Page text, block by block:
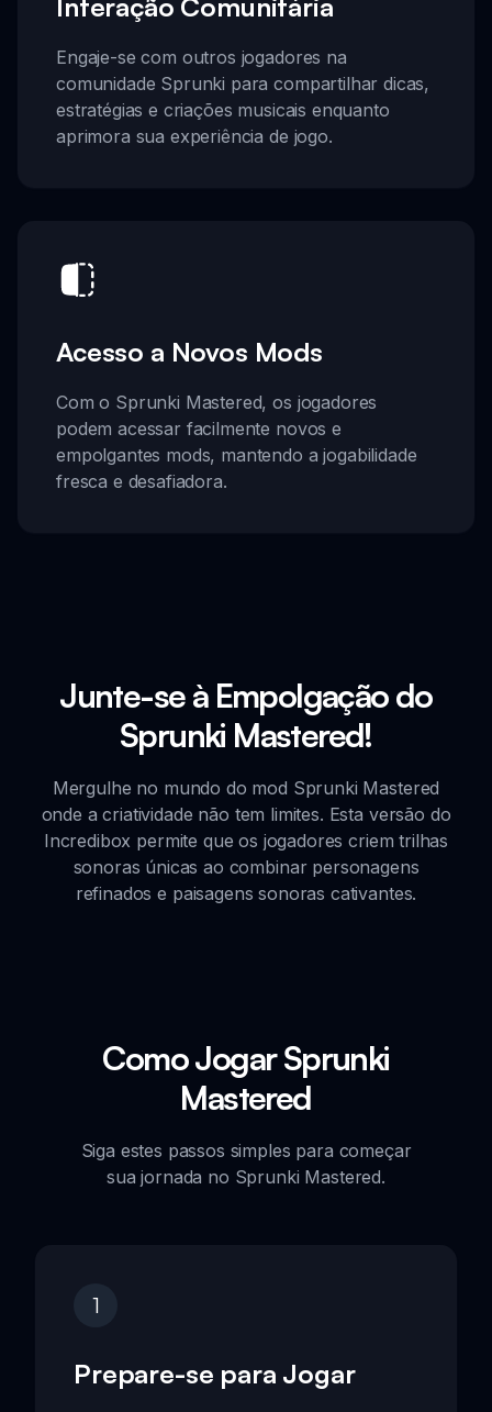
Engaje-se com outros jogadores na
comunidade Sprunki para compartilhar dicas,
estratégias e criações musicais enquanto
aprimora sua experiência de jogo.
Acesso a Novos Mods
Com o Sprunki Mastered, os jogadores
podem acessar facilmente novos e
empolgantes mods, mantendo a jogabilidade
fresca e desafiadora.
Junte-se à Empolgação do
Sprunki Mastered!
Mergulhe no mundo do mod Sprunki Mastered
onde a criatividade não tem limites. Esta versão do
Incredibox permite que os jogadores criem trilhas
sonoras únicas ao combinar personagens
refinados e paisagens sonoras cativantes.
Como Jogar Sprunki
Mastered
Siga estes passos simples para começar
sua jornada no Sprunki Mastered.
1
Prepare-se para Jogar